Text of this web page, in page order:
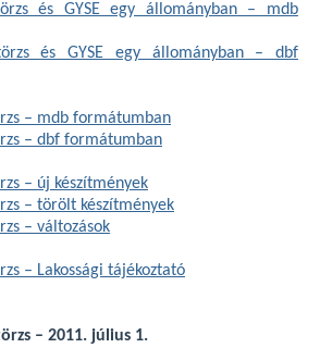
és GYSE egy állományban – mdb
és GYSE egy állományban – dbf
– mdb formátumban
– dbf formátumban
– új készítmények
– törölt készítmények
– változások
– Lakossági tájékoztató
– 2011. július 1.